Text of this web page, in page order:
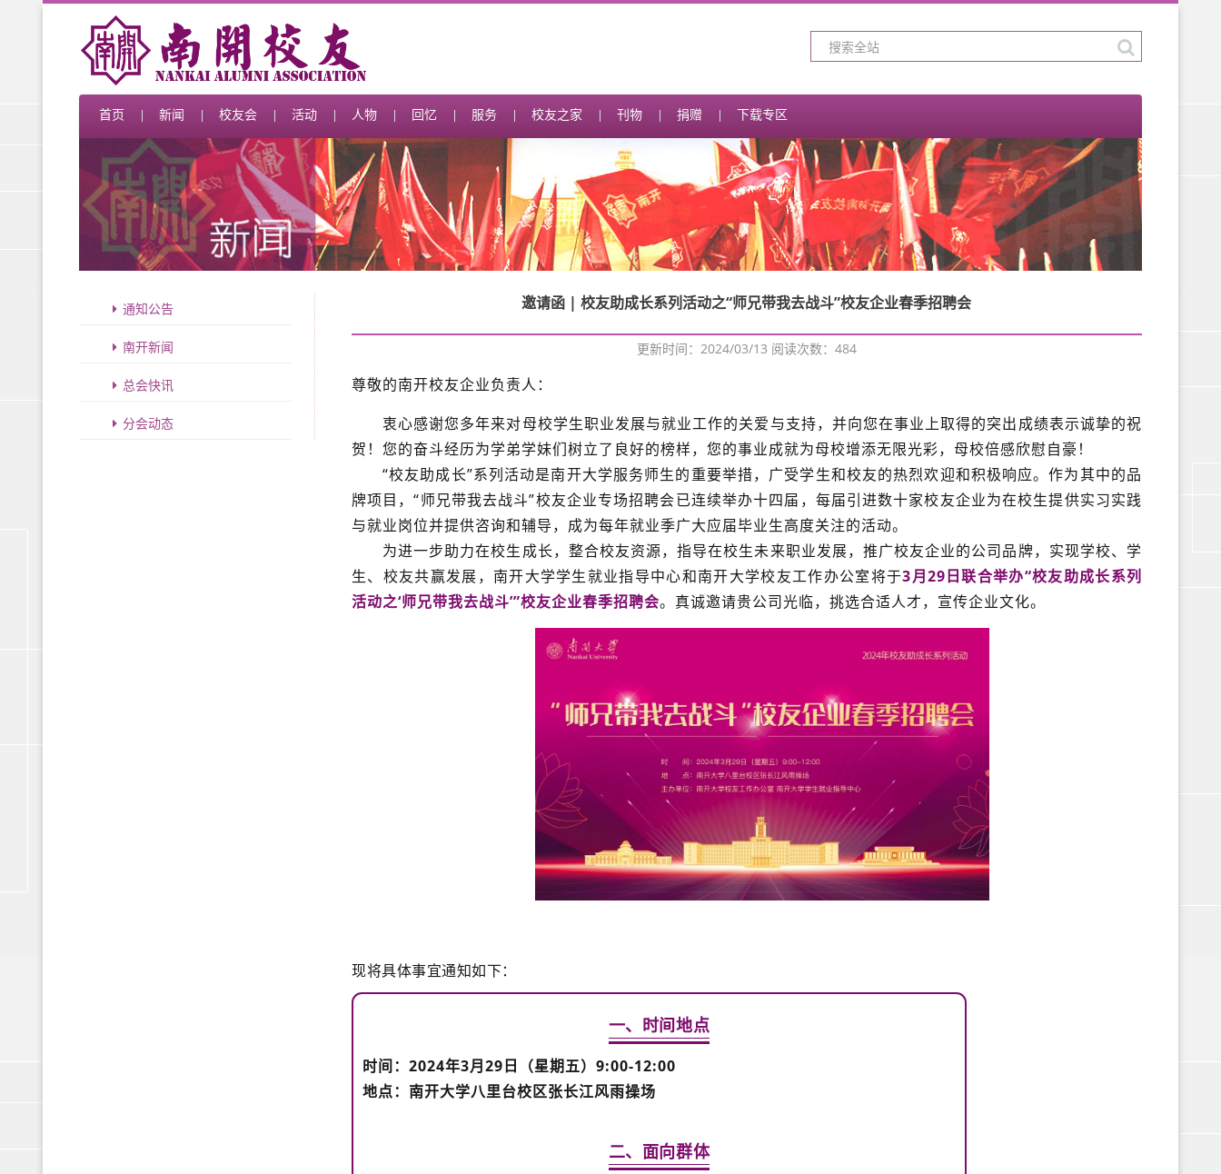
首页 新闻 校友会 活动 人物 回忆 服务 校友之家 刊物 捐赠 下载专区
通知公告
南开新闻
总会快讯
分会动态
邀请函 | 校友助成长系列活动之“师兄带我去战斗”校友企业春季招聘会
更新时间：2024/03/13 阅读次数： 484
尊敬的南开校友企业负责人：
衷心感谢您多年来对母校学生职业发展与就业工作的关爱与支持，并向您在事业上取得的突出成绩表示诚挚的祝
贺！您的奋斗经历为学弟学妹们树立了良好的榜样，您的事业成就为母校增添无限光彩，母校倍感欣慰自豪！
“校友助成长”系列活动是南开大学服务师生的重要举措，广受学生和校友的热烈欢迎和积极响应。作为其中的品
牌项目，“师兄带我去战斗”校友企业专场招聘会已连续举办十四届，每届引进数十家校友企业为在校生提供实习实践
与就业岗位并提供咨询和辅导，成为每年就业季广大应届毕业生高度关注的活动。
为进一步助力在校生成长，整合校友资源，指导在校生未来职业发展，推广校友企业的公司品牌，实现学校、学
生、校友共赢发展，南开大学学生就业指导中心和南开大学校友工作办公室将于3月29日联合举办“校友助成长系列
活动之‘师兄带我去战斗’”校友企业春季招聘会。真诚邀请贵公司光临，挑选合适人才，宣传企业文化。
现将具体事宜通知如下：
一、时间地点
时间：2024年3月29日（星期五）9:00-12:00
地点：南开大学八里台校区张长江风雨操场
二、面向群体